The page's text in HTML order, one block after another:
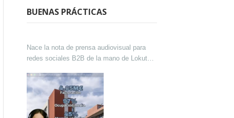
BUENAS PRÁCTICAS
Nace la nota de prensa audiovisual para
redes sociales B2B de la mano de Lokutor